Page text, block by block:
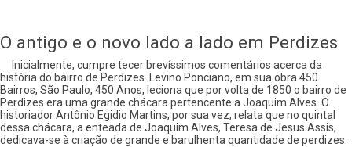
O antigo e o novo lado a lado em Perdizes
Inicialmente, cumpre tecer brevíssimos comentários acerca da
história do bairro de Perdizes. Levino Ponciano, em sua obra 450
Bairros, São Paulo, 450 Anos, leciona que por volta de 1850 o bairro de
Perdizes era uma grande chácara pertencente a Joaquim Alves. O
historiador Antônio Egidio Martins, por sua vez, relata que no quintal
dessa chácara, a enteada de Joaquim Alves, Teresa de Jesus Assis,
dedicava-se à criação de grande e barulhenta quantidade de perdizes.